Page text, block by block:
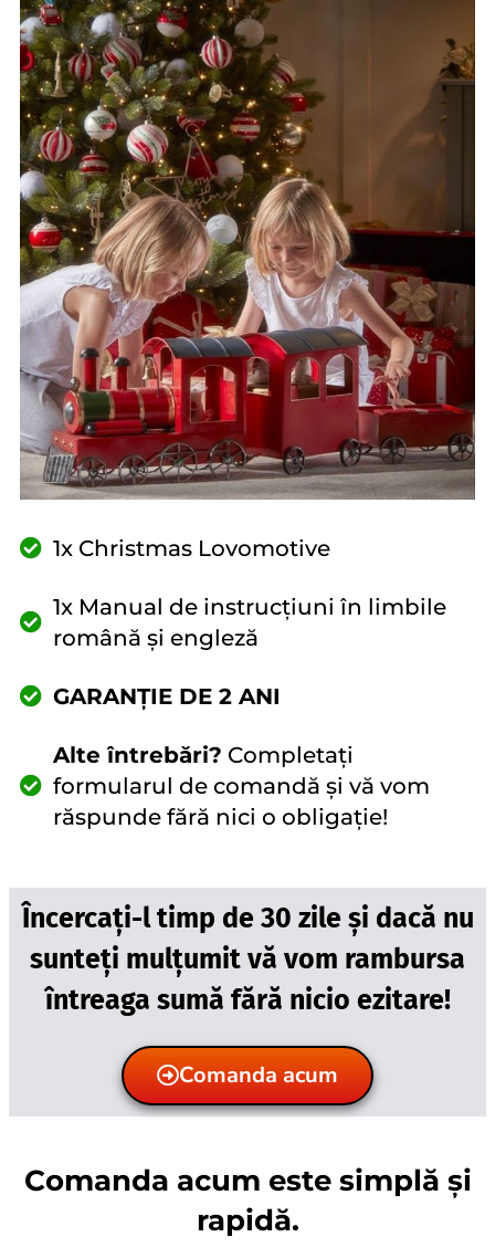
1x Christmas Lovomotive
1x Manual de instrucțiuni în limbile
română și engleză
GARANȚIE DE 2 ANI
Alte întrebări? Completați
formularul de comandă și vă vom
răspunde fără nici o obligație!
Încercați-l timp de 30 zile și dacă nu
sunteți mulțumit vă vom rambursa
întreaga sumă fără nicio ezitare!
Comanda acum
Comanda acum este simplă și
rapidă.